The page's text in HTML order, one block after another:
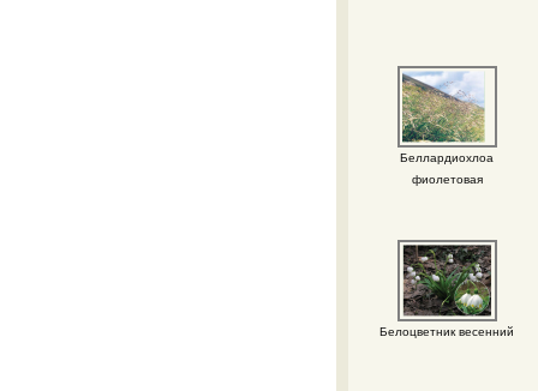
Беллардиохлоа
фиолетовая
Белоцветник весенний